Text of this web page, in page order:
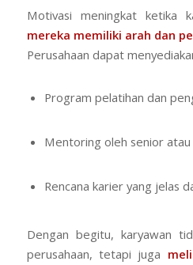
Motivasi meningkat ketika
mereka memiliki arah dan
Perusahaan dapat
Program pelatihan dan
Mentoring oleh senior atau
Rencana karier yang jelas
Dengan begitu, karyawan
perusahaan, tetapi juga